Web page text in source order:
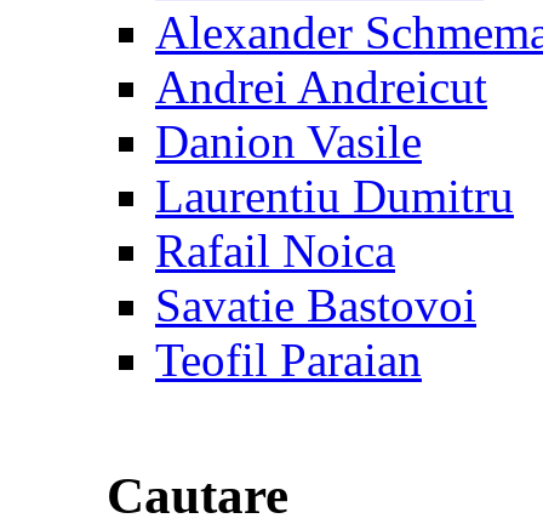
Alexander
Andrei Andreicut
Danion Vasile
Laurentiu Dumitru
Rafail Noica
Savatie Bastovoi
Teofil Paraian
Cautare